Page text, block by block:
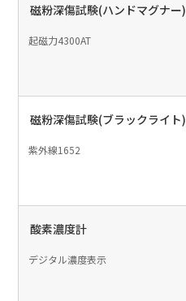
磁粉深傷試験(ハンドマグナー)
起磁力4300AT
磁粉深傷試験(ブラックライト)
紫外線1652
酸素濃度計
デジタル濃度表示